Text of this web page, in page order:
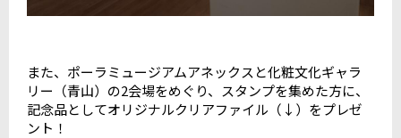
また、ポーラミュージアムアネックスと化粧文化ギャラ
リー（青山）の2会場をめぐり、スタンプを集めた方に、
記念品としてオリジナルクリアファイル（↓）をプレゼ
ント！